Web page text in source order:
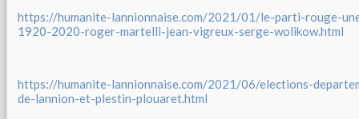
https://humanite-lannionnaise.com/2021/01/le-parti-rouge-
1920-2020-roger-martelli-jean-vigreux-serge-wolikow.html
https://humanite-lannionnaise.com/2021/06/elections-
de-lannion-et-plestin-plouaret.html